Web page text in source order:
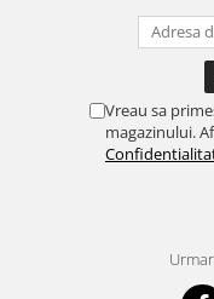
Vreau sa
magazinului.